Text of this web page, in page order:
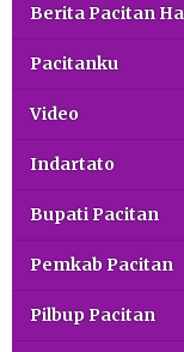
Berita Pacitan
Pacitanku
Video
Indartato
Bupati Pacitan
Pemkab Pacitan
Pilbup Pacitan